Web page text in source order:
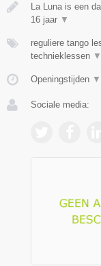
La Luna is een
16 jaar ▼
reguliere tango
technieklessen ▼
Openingstijden ▼
Sociale media: